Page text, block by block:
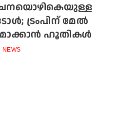
ട്രംപിന് മേല്‍
ഹൂതികള്‍
NEWS